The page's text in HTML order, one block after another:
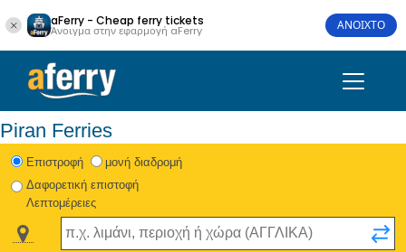
aFerry - Cheap ferry tickets
Άνοιγμα στην εφαρμογή aFerry ΑΝΟΙΧΤΟ
Piran Ferries
Eπιστροφή
μονή διαδρομή
Δαφορετική επιστοφή
Λεπτομέρειες